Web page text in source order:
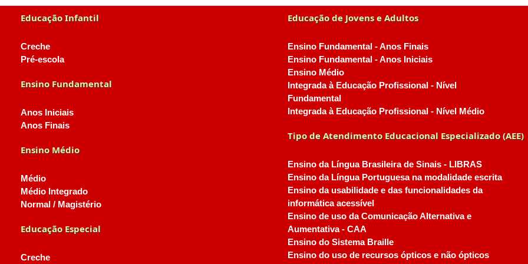
Educação Infantil
Creche
Pré-escola
Ensino Fundamental
Anos Iniciais
Anos Finais
Ensino Médio
Médio
Médio Integrado
Normal / Magistério
Educação Especial
Creche
Educação de Jovens e Adultos
Ensino Fundamental - Anos Finais
Ensino Fundamental - Anos Iniciais
Ensino Médio
Integrada à Educação Profissional - Nível
Fundamental
Integrada à Educação Profissional - Nível Médio
Tipo de Atendimento Educacional Especializado (AEE)
Ensino da Língua Brasileira de Sinais - LIBRAS
Ensino da Língua Portuguesa na modalidade escrita
Ensino da usabilidade e das funcionalidades da
informática acessível
Ensino de uso da Comunicação Alternativa e
Aumentativa - CAA
Ensino do Sistema Braille
Ensino do uso de recursos ópticos e não ópticos